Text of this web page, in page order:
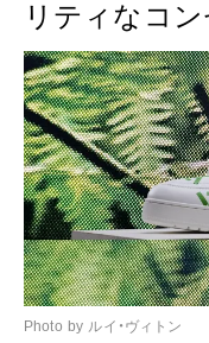
リティなコ
Photo by ルイ・ヴィトン